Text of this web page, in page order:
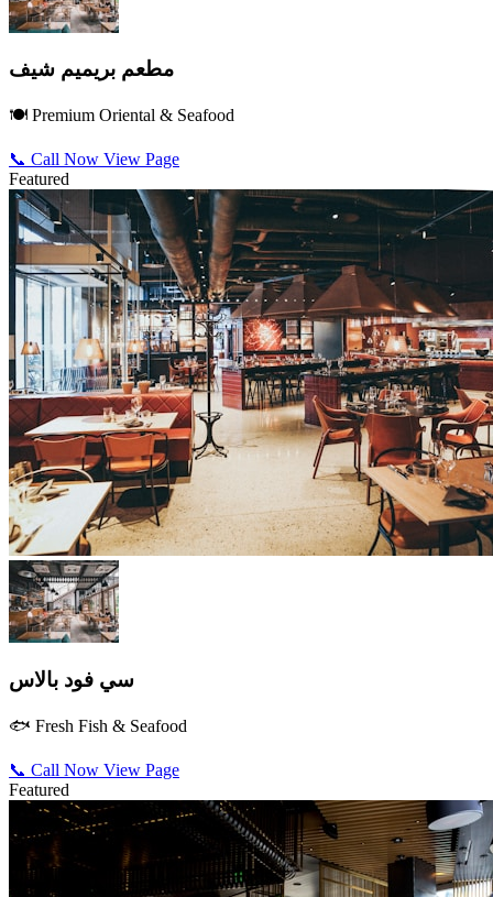
مطعم بريميم شيف
🍽️ Premium Oriental & Seafood
📞 Call Now View Page
Featured
سي فود بالاس
🐟 Fresh Fish & Seafood
📞 Call Now View Page
Featured